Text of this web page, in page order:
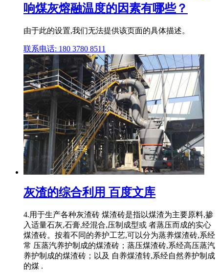
响煤灰熔融温度的因素有哪些？
由于此的设置,我们无法提供该页面的具体描述。
联系电话: 180 3780 8511
灰渣的综合利用 百度文库
4.用于生产各种灰渣砖 煤渣砖是指以煤渣为主要原料,掺
入适量石灰,石膏,经混合,压制成型或 者蒸压而成的实心
煤渣砖。按着不同的养护工艺,可以分为蒸养煤渣砖,系经
常 压蒸汽养护制成的煤渣砖；蒸压煤渣砖,系经高压蒸汽
养护制成的煤渣砖；以及 自养煤渣转,系经自然养护制成
的煤 .